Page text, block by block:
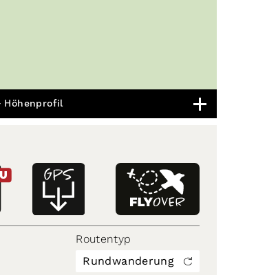
Höhenprofil
Routentyp
Rundwanderung